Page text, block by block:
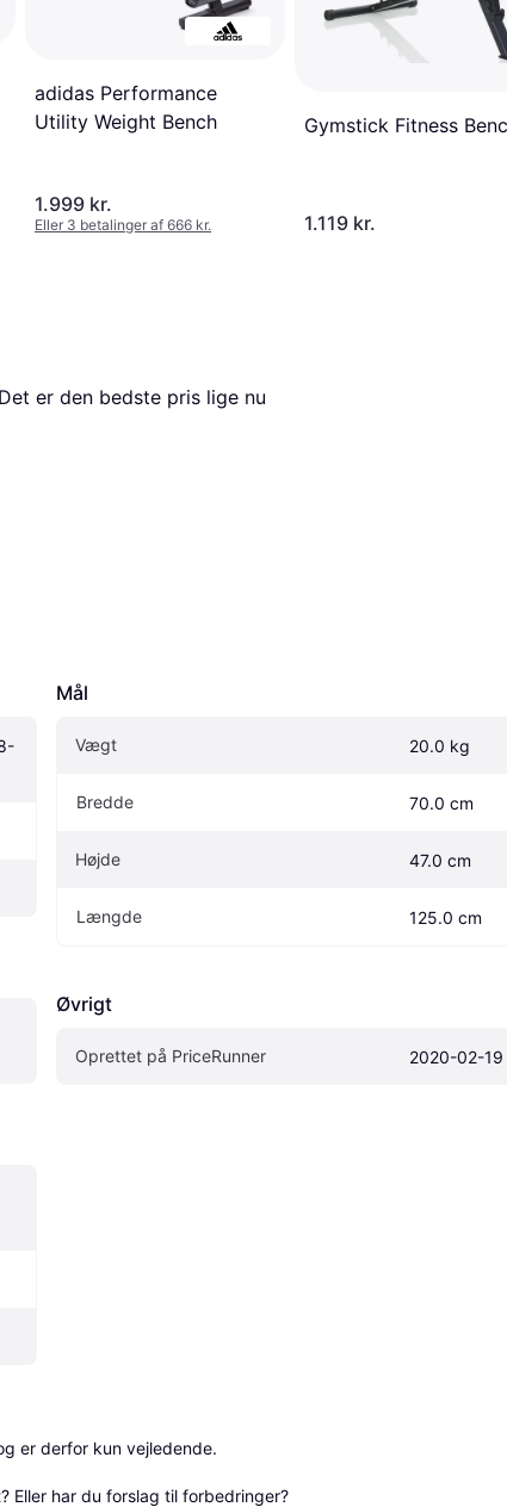
adidas Performance
Utility Weight Bench
1.999 kr.
Eller 3 betalinger af 666 kr.
Gymstick Fitness
1.119 kr.
Det er den bedste pris lige nu
Mål
Vægt 20.0 kg
Bredde 70.0 cm
Højde 47.0 cm
Længde 125.0 cm
Øvrigt
Oprettet på PriceRunner 2020-02-19
er derfor kun vejledende.
Eller har du forslag til forbedringer?